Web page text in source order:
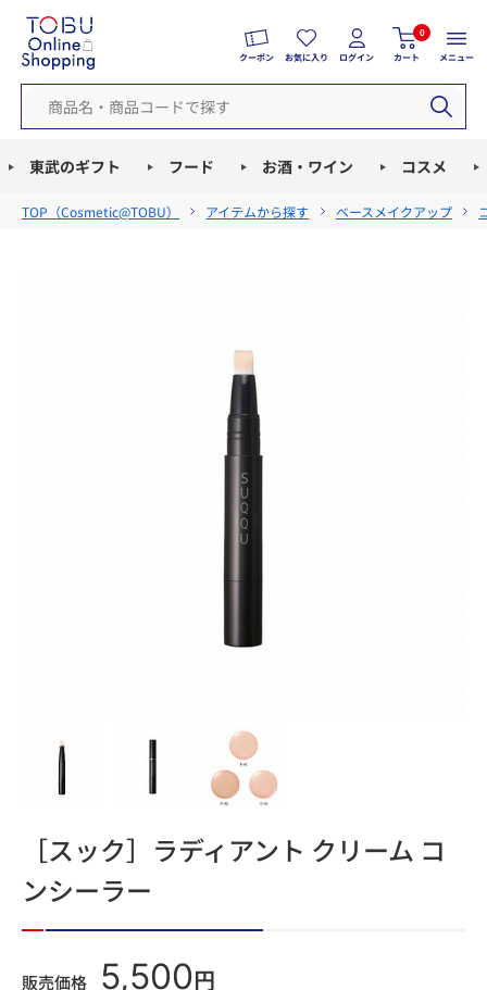
クーポン お気に入り ログイン
0
カート メニュー
東武のギフト フード お酒・ワイン コスメ
TOP（Cosmetic@TOBU） アイテムから探す ベースメイクアップ
［スック］ラディアント クリーム コ
ンシーラー
販売価格 5,500 円